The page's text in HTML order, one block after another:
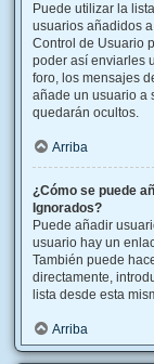
Puede utilizar la
usuarios añadidos
Control de Usuario
poder así enviarles
foro, los mensajes
añade un usuario a
quedarán ocultos.
Arriba
¿Cómo se puede
Ignorados?
Puede añadir
usuario hay un
También puede
directamente,
lista desde esta
Arriba